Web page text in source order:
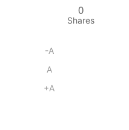
0
Shares
-A
A
+A